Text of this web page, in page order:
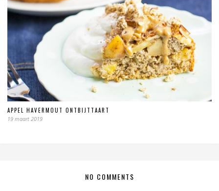
APPEL HAVERMOUT ONTBIJTTAART
19 maart 2019
NO COMMENTS